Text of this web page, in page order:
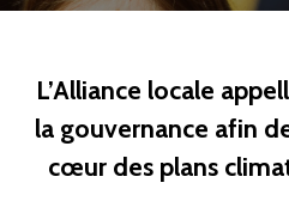
L’Alliance locale
la gouvernance afin
cœur des plans